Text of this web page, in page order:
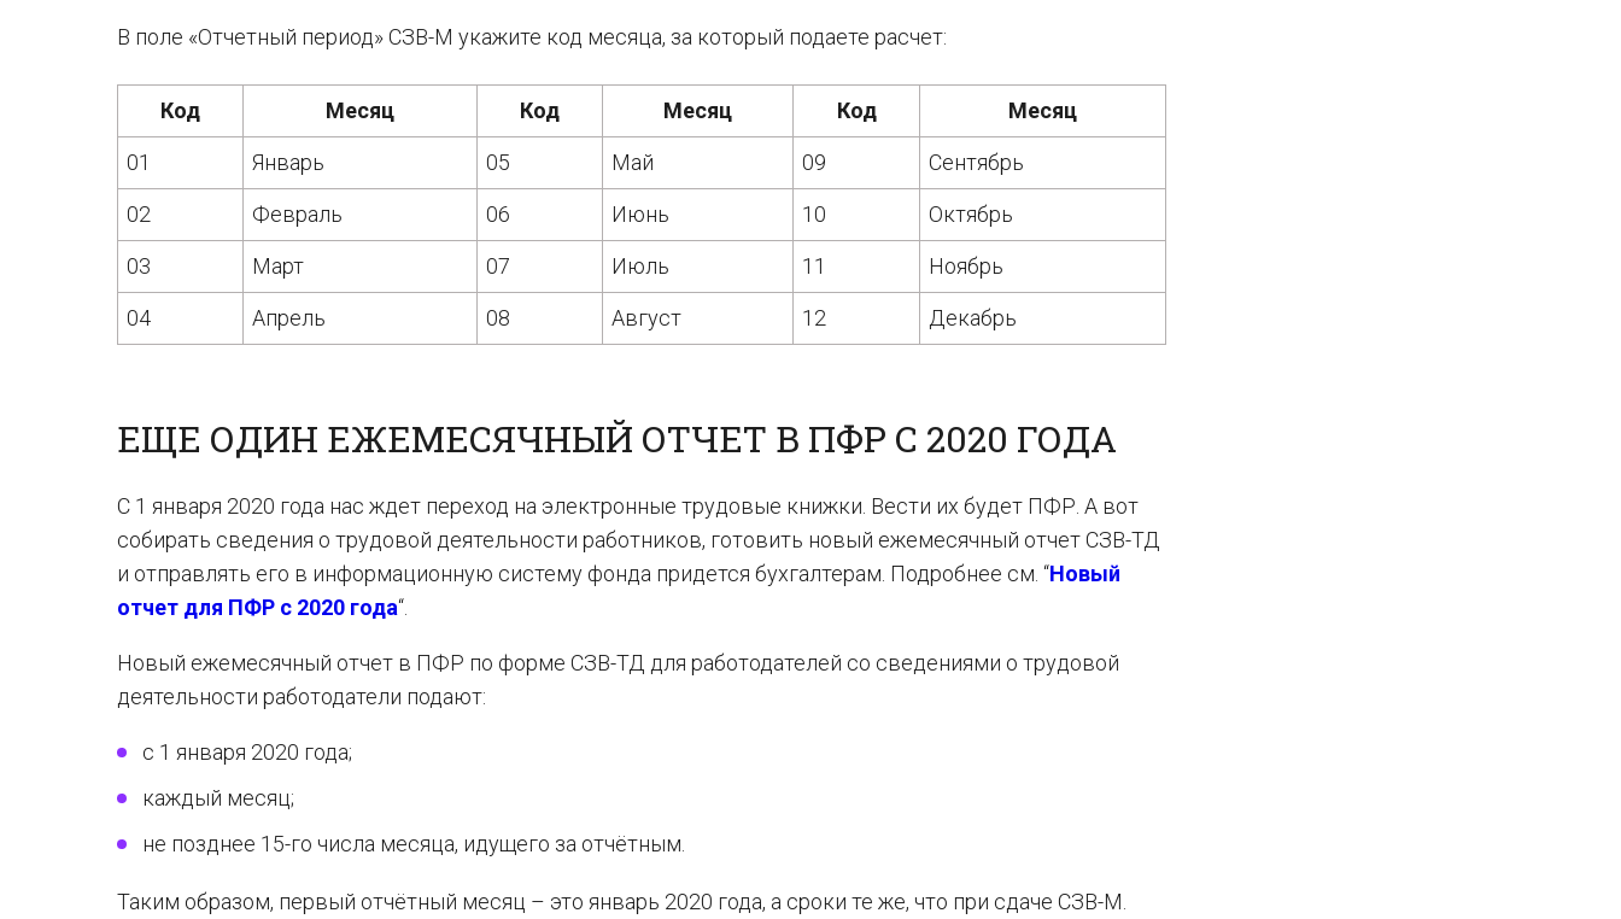
В поле «Отчетный период» СЗВ-М укажите код месяца, за который подаете расчет:
Код Месяц Код Месяц Код Месяц
01 Январь 05 Май 09 Сентябрь
02 Февраль 06 Июнь 10 Октябрь
03 Март 07 Июль 11 Ноябрь
04 Апрель 08 Август 12 Декабрь
ЕЩЕ ОДИН ЕЖЕМЕСЯЧНЫЙ ОТЧЕТ В ПФР С 2020 ГОДА
С 1 января 2020 года нас ждет переход на электронные трудовые книжки. Вести их будет ПФР. А вот
собирать сведения о трудовой деятельности работников, готовить новый ежемесячный отчет СЗВ-ТД
и отправлять его в информационную систему фонда придется бухгалтерам. Подробнее см. “Новый
отчет для ПФР с 2020 года“.
Новый ежемесячный отчет в ПФР по форме СЗВ-ТД для работодателей со сведениями о трудовой
деятельности работодатели подают:
с 1 января 2020 года;
каждый месяц;
не позднее 15-го числа месяца, идущего за отчётным.
Таким образом, первый отчётный месяц – это январь 2020 года, а сроки те же, что при сдаче СЗВ-М.